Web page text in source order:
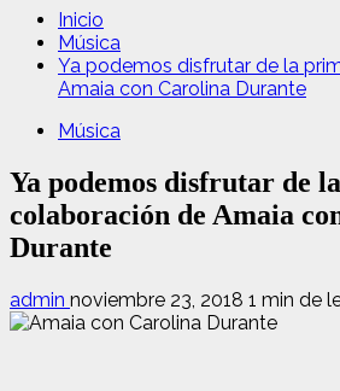
Inicio
Música
Ya podemos disfrutar de la
Amaia con Carolina Durante
Música
Ya podemos disfrutar de
colaboración de Amaia
Durante
admin noviembre 23, 2018 1 min de